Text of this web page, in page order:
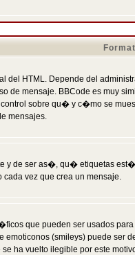
del HTML. Depende del
de mensaje. BBCode es muy
control sobre qu� y c�mo se
mensajes.
y de ser as�, qu� etiquetas
vez que crea un mensaje.
que pueden ser usados
emoticonos (smileys) puede
ha vuelto ilegible por este